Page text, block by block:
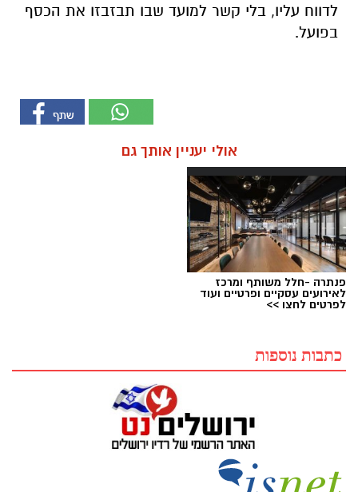
לדווח עליו, בלי קשר למועד שבו תבזבזו את הכסף
בפועל.
אולי יעניין אותך גם
פנתרה -חלל משותף ומרכז
לאירועים עסקיים ופרטיים ועוד
לפרטים לחצו >>
כתבות נוספות